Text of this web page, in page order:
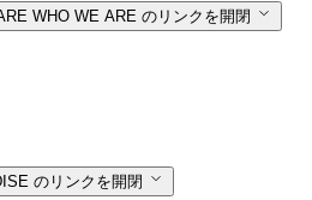
WHO WE ARE のリンクを開閉
のリンクを開閉